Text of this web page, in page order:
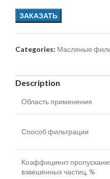
ЗАКАЗАТЬ
Categories: Масляные
Description
Область применения
Способ фильтрации
Коэффициент
взвешенных частиц, %